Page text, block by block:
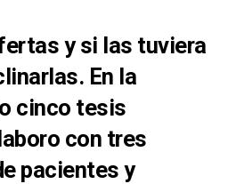
y si las tuviera
En la
cinco tesis
con tres
pacientes y